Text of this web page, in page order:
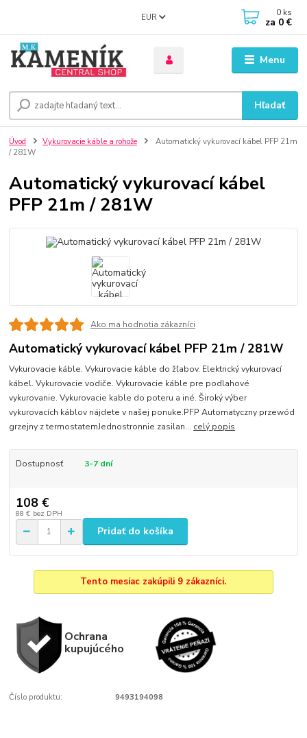
Menu
EUR
Hľadať
0 ks
za 0 €
Úvod Vykurovacie káble a rohože
Automatický vykurovací kábel PFP 21m
/ 281W
Automatický vykurovací kábel
PFP 21m / 281W
Ako ma hodnotia zákazníci
Automatický vykurovací kábel PFP 21m / 281W
Vykurovacie káble. Vykurovacie káble do žľabov. Elektrický vykurovací
kábel. Vykurovacie vodiče. Vykurovacie káble pre podlahové
vykurovanie. Vykurovacie kable do poteru a iné. Široký výber
vykurovacích káblov nájdete v našej ponuke.PFP Automatyczny przewód
grzejny z termostatemJednostronnie zasilan... celý popis
Dostupnosť 3-7 dní
108 €
88 € bez DPH
Pridať do košíka
Tento mesiac zakúpili 9 zákazníci.
Ochrana
kupujúcého
Číslo produktu: 9493194098